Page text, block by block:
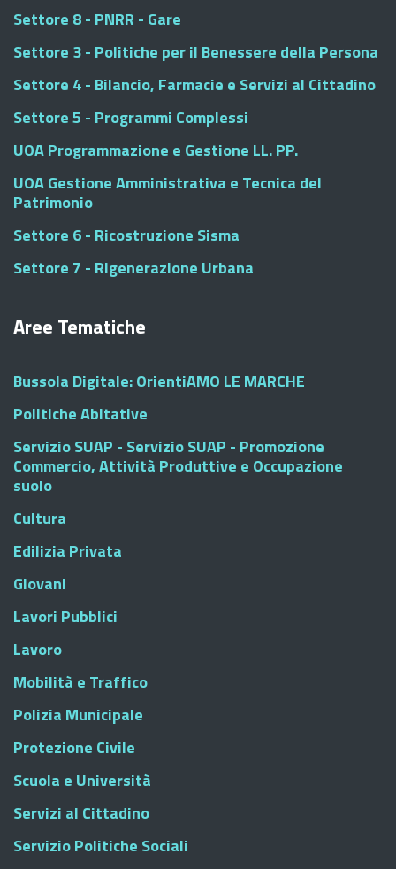
Settore 8 - PNRR - Gare
Settore 3 - Politiche per il Benessere della Persona
Settore 4 - Bilancio, Farmacie e Servizi al Cittadino
Settore 5 - Programmi Complessi
UOA Programmazione e Gestione LL. PP.
UOA Gestione Amministrativa e Tecnica del
Patrimonio
Settore 6 - Ricostruzione Sisma
Settore 7 - Rigenerazione Urbana
Aree Tematiche
Bussola Digitale: OrientiAMO LE MARCHE
Politiche Abitative
Servizio SUAP - Servizio SUAP - Promozione
Commercio, Attività Produttive e Occupazione
suolo
Cultura
Edilizia Privata
Giovani
Lavori Pubblici
Lavoro
Mobilità e Traffico
Polizia Municipale
Protezione Civile
Scuola e Università
Servizi al Cittadino
Servizio Politiche Sociali